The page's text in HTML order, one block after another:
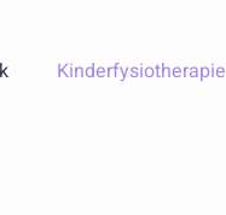
Kinderfysiotherapie